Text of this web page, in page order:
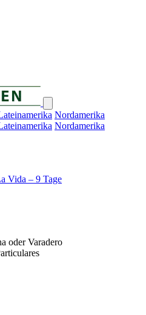
Nordamerika
Nordamerika
Vida – 9 Tage
oder Varadero